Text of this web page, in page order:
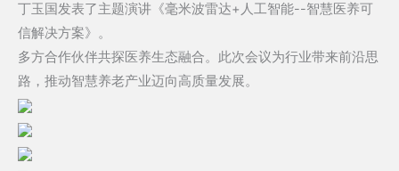
丁玉国发表了主题演讲《毫米波雷达+人工智能--智慧医养可
信解决方案》。
多方合作伙伴共探医养生态融合。此次会议为行业带来前沿思
路，推动智慧养老产业迈向高质量发展。